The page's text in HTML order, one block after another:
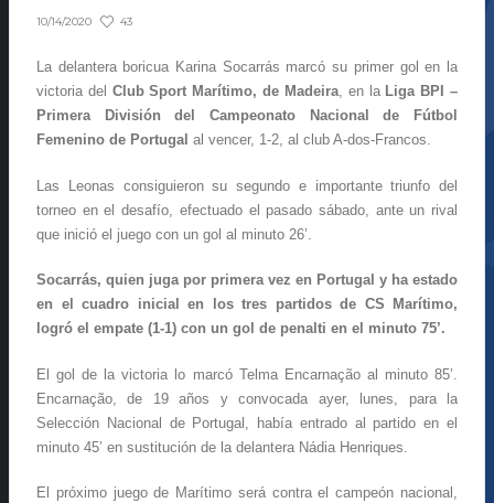
10/14/2020 43
La delantera boricua Karina Socarrás marcó su primer gol en la
victoria del Club Sport Marítimo, de Madeira, en la Liga BPI –
Primera División del Campeonato Nacional de Fútbol
Femenino de Portugal al vencer, 1-2, al club A-dos-Francos.
Las Leonas consiguieron su segundo e importante triunfo del
torneo en el desafío, efectuado el pasado sábado, ante un rival
que inició el juego con un gol al minuto 26’.
Socarrás, quien juga por primera vez en Portugal y ha estado
en el cuadro inicial en los tres partidos de CS Marítimo,
logró el empate (1-1) con un gol de penalti en el minuto 75’.
El gol de la victoria lo marcó Telma Encarnação al minuto 85’.
Encarnação, de 19 años y convocada ayer, lunes, para la
Selección Nacional de Portugal, había entrado al partido en el
minuto 45’ en sustitución de la delantera Nádia Henriques.
El próximo juego de Marítimo será contra el campeón nacional,